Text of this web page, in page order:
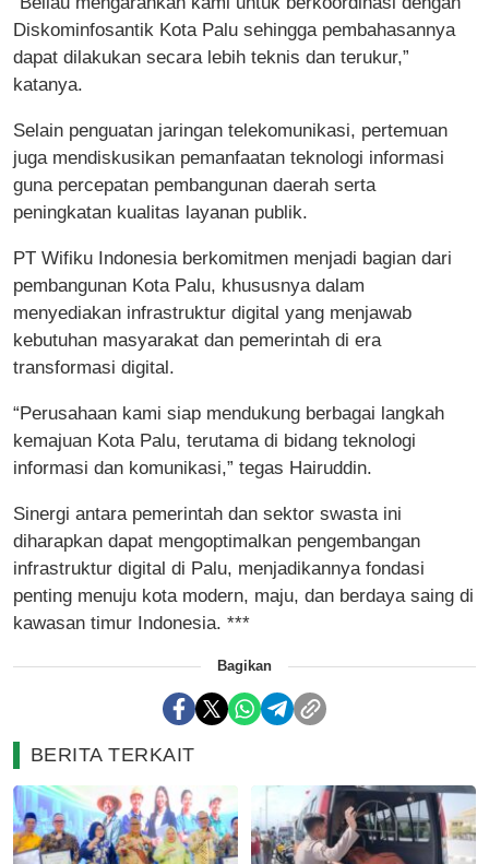
Diskominfosantik Kota Palu sehingga pembahasannya
dapat dilakukan secara lebih teknis dan terukur,”
katanya.
Selain penguatan jaringan telekomunikasi, pertemuan
juga mendiskusikan pemanfaatan teknologi informasi
guna percepatan pembangunan daerah serta
peningkatan kualitas layanan publik.
PT Wifiku Indonesia berkomitmen menjadi bagian dari
pembangunan Kota Palu, khususnya dalam
menyediakan infrastruktur digital yang menjawab
kebutuhan masyarakat dan pemerintah di era
transformasi digital.
“Perusahaan kami siap mendukung berbagai langkah
kemajuan Kota Palu, terutama di bidang teknologi
informasi dan komunikasi,” tegas Hairuddin.
Sinergi antara pemerintah dan sektor swasta ini
diharapkan dapat mengoptimalkan pengembangan
infrastruktur digital di Palu, menjadikannya fondasi
penting menuju kota modern, maju, dan berdaya saing di
kawasan timur Indonesia. ***
Bagikan
BERITA TERKAIT